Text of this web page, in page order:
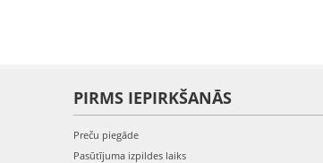
PIRMS IEPIRKŠANĀS
Preču piegāde
Pasūtījuma izpildes laiks